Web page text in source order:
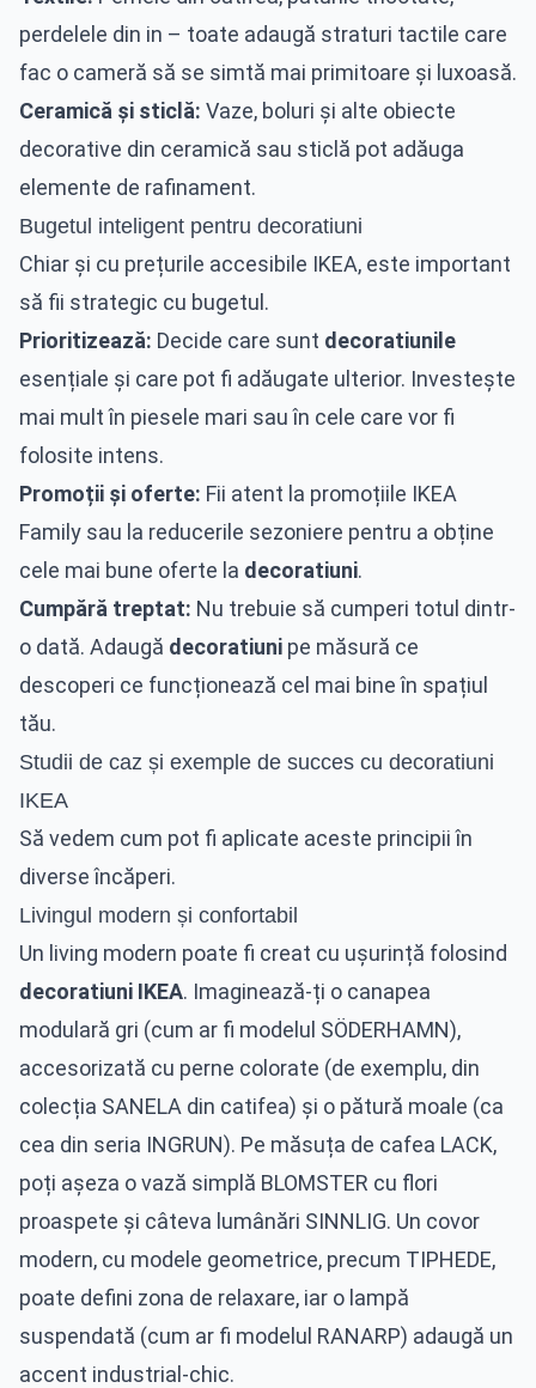
perdelele din in – toate adaugă straturi tactile care
fac o cameră să se simtă mai primitoare și luxoasă.
Ceramică și sticlă: Vaze, boluri și alte obiecte
decorative din ceramică sau sticlă pot adăuga
elemente de rafinament.
Bugetul inteligent pentru decoratiuni
Chiar și cu prețurile accesibile IKEA, este important
să fii strategic cu bugetul.
Prioritizează: Decide care sunt decoratiunile
esențiale și care pot fi adăugate ulterior. Investește
mai mult în piesele mari sau în cele care vor fi
folosite intens.
Promoții și oferte: Fii atent la promoțiile IKEA
Family sau la reducerile sezoniere pentru a obține
cele mai bune oferte la decoratiuni.
Cumpără treptat: Nu trebuie să cumperi totul dintr-
o dată. Adaugă decoratiuni pe măsură ce
descoperi ce funcționează cel mai bine în spațiul
tău.
Studii de caz și exemple de succes cu decoratiuni
IKEA
Să vedem cum pot fi aplicate aceste principii în
diverse încăperi.
Livingul modern și confortabil
Un living modern poate fi creat cu ușurință folosind
decoratiuni IKEA. Imaginează-ți o canapea
modulară gri (cum ar fi modelul SÖDERHAMN),
accesorizată cu perne colorate (de exemplu, din
colecția SANELA din catifea) și o pătură moale (ca
cea din seria INGRUN). Pe măsuța de cafea LACK,
poți așeza o vază simplă BLOMSTER cu flori
proaspete și câteva lumânări SINNLIG. Un covor
modern, cu modele geometrice, precum TIPHEDE,
poate defini zona de relaxare, iar o lampă
suspendată (cum ar fi modelul RANARP) adaugă un
accent industrial-chic.